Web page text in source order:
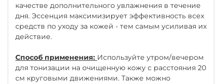
качестве дополнительного увлажнения в течение
дня. Эссенция максимизирует эффективность всех
средств по уходу за кожей - тем самым усиливая их
действие.
Способ применения: Используйте утром/вечером
для тонизации на очищенную кожу с расстояния 20
см круговыми движениями. Также можно